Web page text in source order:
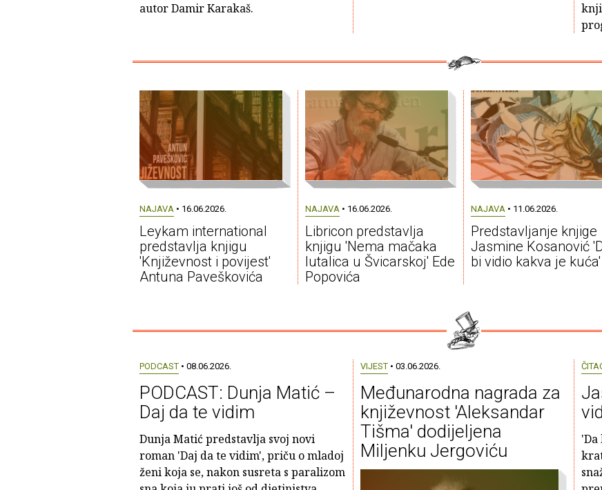
autor Damir Karakaš.
NAJAVA • 16.06.2026.
Leykam international
predstavlja knjigu
'Književnost i povijest'
Antuna Paveškovića
NAJAVA • 16.06.2026.
Libricon predstavlja
knjigu 'Nema mačaka
lutalica u Švicarskoj' Ede
Popovića
NAJAVA • 11.06.2026.
Predstavljanje knjige
Jasmine Kosanović
bi vidio kakva je kuća'
PODCAST• 08.06.2026.
PODCAST: Dunja Matić –
Daj da te vidim
Dunja Matić predstavlja svoj novi
roman 'Daj da te vidim', priču o mladoj
ženi koja se, nakon susreta s paralizom
VIJEST• 03.06.2026.
Međunarodna nagrada za
književnost 'Aleksandar
Tišma' dodijeljena
Miljenku Jergoviću